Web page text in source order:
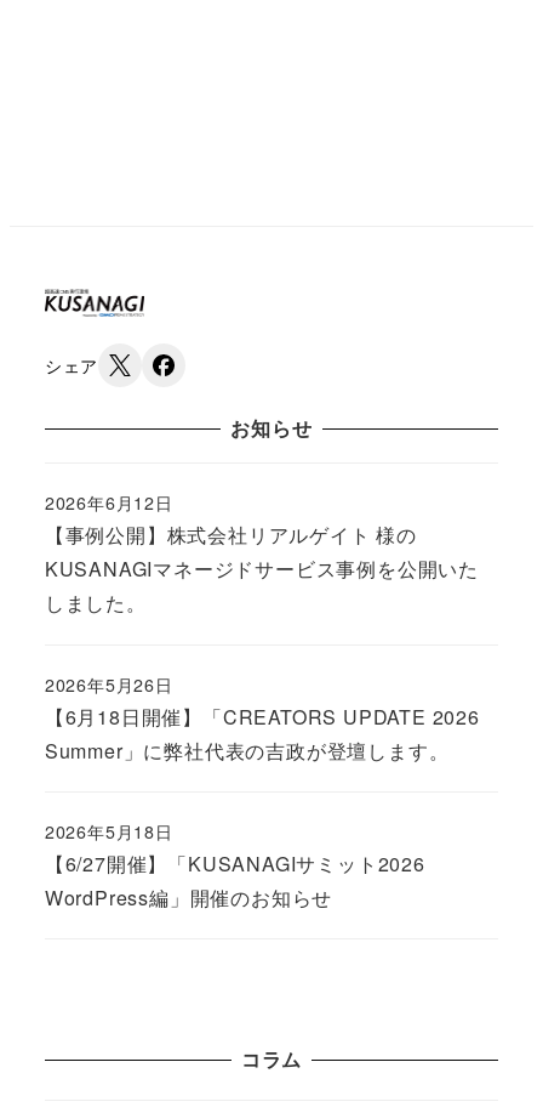
シェア
お知らせ
【事例公開】株式会社リアルゲイト 様の
KUSANAGIマネージドサービス事例を公開いた
しました。
Published
2026年6月12日
【6月18日開催】「CREATORS UPDATE 2026
Summer」に弊社代表の吉政が登壇します。
Published
2026年5月26日
【6/27開催】「KUSANAGIサミット2026
WordPress編」開催のお知らせ
Published
2026年5月18日
コラム